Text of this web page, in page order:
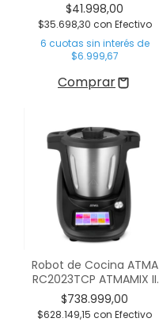
$41.998,00
$35.698,30 con Efectivo
6 cuotas sin interés de
$6.999,67
Robot de Cocina ATMA
RC2023TCP ATMAMIX II
1700W 3 Litros Digital
$738.999,00
$628.149,15 con Efectivo